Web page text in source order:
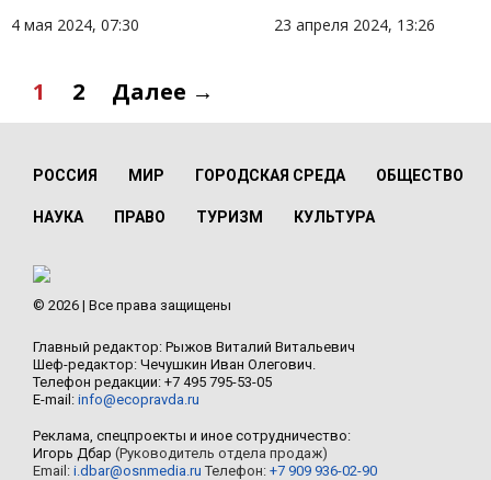
4 мая 2024, 07:30
23 апреля 2024, 13:26
1 2 Далее →
РОССИЯ МИР ГОРОДСКАЯ СРЕДА ОБЩЕСТВО
НАУКА ПРАВО ТУРИЗМ КУЛЬТУРА
© 2026 | Все права защищены
Главный редактор: Рыжов Виталий Витальевич
Шеф-редактор: Чечушкин Иван Олегович.
Телефон редакции: +7 495 795-53-05
E-mail: info@ecopravda.ru
Реклама, спецпроекты и иное сотрудничество:
Игорь Дбар (Руководитель отдела продаж)
Email: i.dbar@osnmedia.ru Телефон: +7 909 936-02-90